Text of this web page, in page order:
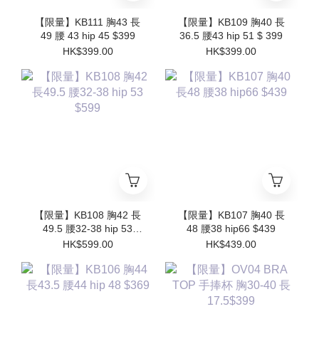
【限量】KB111 胸43 長
49 腰 43 hip 45 $399
HK$399.00
【限量】KB109 胸40 長
36.5 腰43 hip 51 $ 399
HK$399.00
【限量】KB108 胸42 長
49.5 腰32-38 hip 53
$599
HK$599.00
【限量】KB107 胸40 長
48 腰38 hip66 $439
HK$439.00